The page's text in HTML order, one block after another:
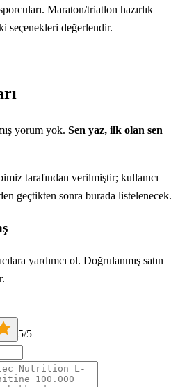
Maraton/triatlon hazırlık
seçenekleri değerlendir.
yorum yok. Sen yaz, ilk olan sen
tarafından verilmiştir; kullanıcı
geçtikten sonra burada listelenecek.
yardımcı ol. Doğrulanmış satın
5/5